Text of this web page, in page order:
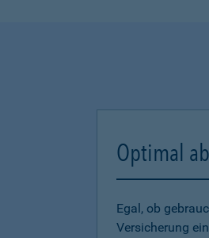
Optimal
Egal, ob
Versicherung